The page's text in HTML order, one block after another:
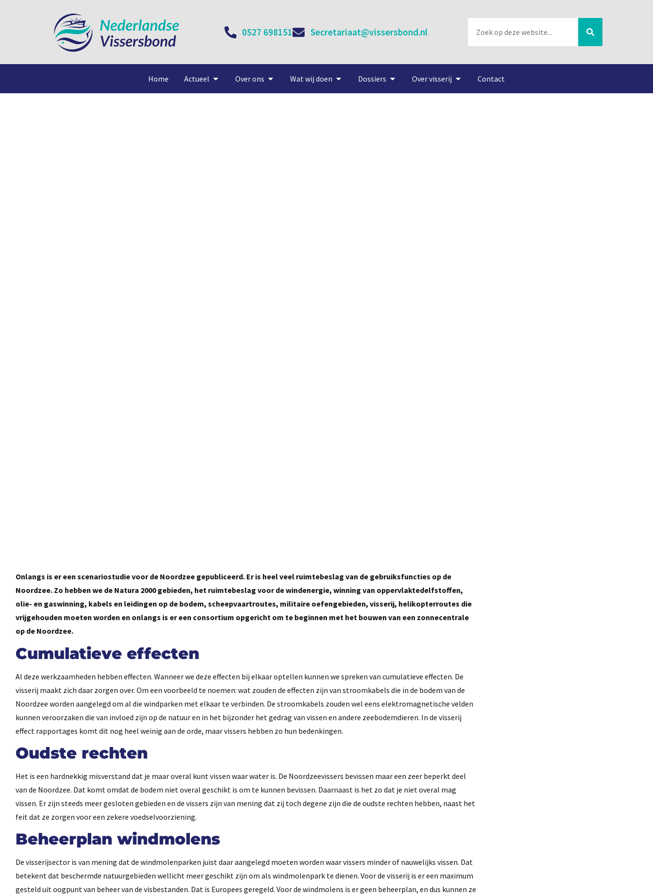
0527 698151 Secretariaat@vissersbond.nl
Home Actueel Over ons Wat wij doen Dossiers Over visserij Contact
Onlangs is er een scenariostudie voor de Noordzee gepubliceerd. Er is heel veel ruimtebeslag van de gebruiksfuncties op de
Noordzee. Zo hebben we de Natura 2000 gebieden, het ruimtebeslag voor de windenergie, winning van oppervlaktedelfstoffen,
olie- en gaswinning, kabels en leidingen op de bodem, scheepvaartroutes, militaire oefengebieden, visserij, helikopterroutes die
vrijgehouden moeten worden en onlangs is er een consortium opgericht om te beginnen met het bouwen van een zonnecentrale
op de Noordzee.
Cumulatieve effecten
Al deze werkzaamheden hebben effecten. Wanneer we deze effecten bij elkaar optellen kunnen we spreken van cumulatieve effecten. De
visserij maakt zich daar zorgen over. Om een voorbeeld te noemen: wat zouden de effecten zijn van stroomkabels die in de bodem van de
Noordzee worden aangelegd om al die windparken met elkaar te verbinden. De stroomkabels zouden wel eens elektromagnetische velden
kunnen veroorzaken die van invloed zijn op de natuur en in het bijzonder het gedrag van vissen en andere zeebodemdieren. In de visserij
effect rapportages komt dit nog heel weinig aan de orde, maar vissers hebben zo hun bedenkingen.
Oudste rechten
Het is een hardnekkig misverstand dat je maar overal kunt vissen waar water is. De Noordzeevissers bevissen maar een zeer beperkt deel
van de Noordzee. Dat komt omdat de bodem niet overal geschikt is om te kunnen bevissen. Daarnaast is het zo dat je niet overal mag
vissen. Er zijn steeds meer gesloten gebieden en de vissers zijn van mening dat zij toch degene zijn die de oudste rechten hebben, naast het
feit dat ze zorgen voor een zekere voedselvoorziening.
Beheerplan windmolens
De visserijsector is van mening dat de windmolenparken juist daar aangelegd moeten worden waar vissers minder of nauwelijks vissen. Dat
betekent dat beschermde natuurgebieden wellicht meer geschikt zijn om als windmolenpark te dienen. Voor de visserij is er een maximum
gesteld uit oogpunt van beheer van de visbestanden. Dat is Europees geregeld. Voor de windmolens is er geen beheerplan, en dus kunnen ze